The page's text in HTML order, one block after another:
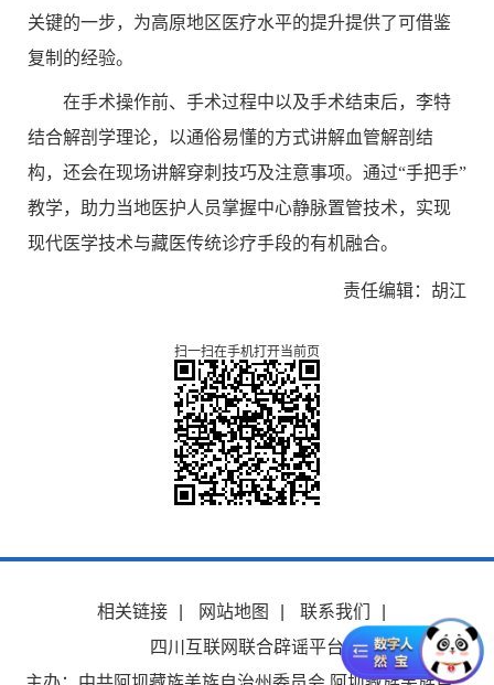
关键的一步，为高原地区医疗水平的提升提供了可借鉴
复制的经验。
在手术操作前、手术过程中以及手术结束后，李特
结合解剖学理论，以通俗易懂的方式讲解血管解剖结
构，还会在现场讲解穿刺技巧及注意事项。通过“手把手”
教学，助力当地医护人员掌握中心静脉置管技术，实现
现代医学技术与藏医传统诊疗手段的有机融合。
责任编辑：胡江
扫一扫在手机打开当前页
相关链接 网站地图 联系我们
四川互联网联合辟谣平台